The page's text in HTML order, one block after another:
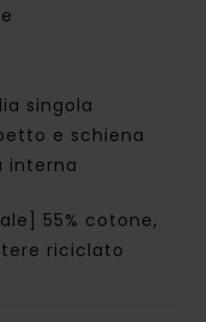
singola
e schiena
interna
55% cotone,
riciclato